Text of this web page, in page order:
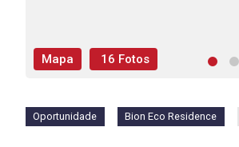
Mapa 16 Fotos
Oportunidade Bion Eco Residence